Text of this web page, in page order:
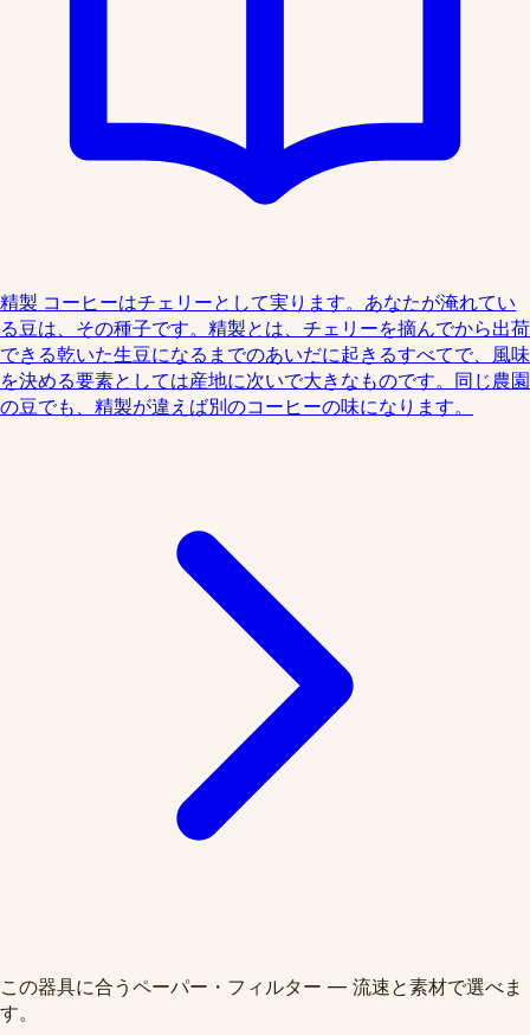
精製 コーヒーはチェリーとして実ります。あなたが淹れてい
る豆は、その種子です。精製とは、チェリーを摘んでから出荷
できる乾いた生豆になるまでのあいだに起きるすべてで、風味
を決める要素としては産地に次いで大きなものです。同じ農園
の豆でも、精製が違えば別のコーヒーの味になります。
この器具に合うペーパー・フィルター — 流速と素材で選べま
す。